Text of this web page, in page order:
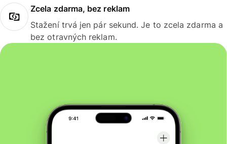
Zcela zdarma, bez reklam
Stažení trvá jen pár sekund. Je to zcela zdarma a
bez otravných reklam.